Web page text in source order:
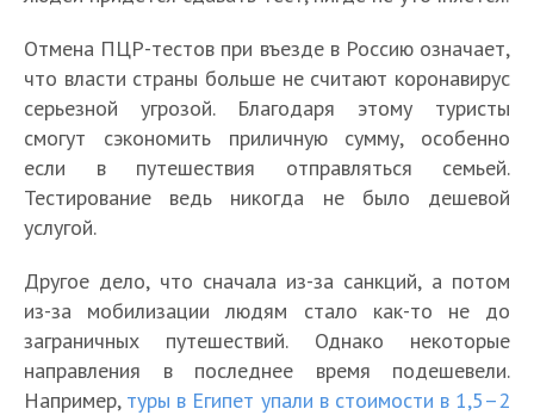
Отмена ПЦР-тестов при въезде в Россию означает,
что власти страны больше не считают коронавирус
серьезной угрозой. Благодаря этому туристы
смогут сэкономить приличную сумму, особенно
если в путешествия отправляться семьей.
Тестирование ведь никогда не было дешевой
услугой.
Другое дело, что сначала из-за санкций, а потом
из-за мобилизации людям стало как-то не до
заграничных путешествий. Однако некоторые
направления в последнее время подешевели.
Например, туры в Египет упали в стоимости в 1,5–2